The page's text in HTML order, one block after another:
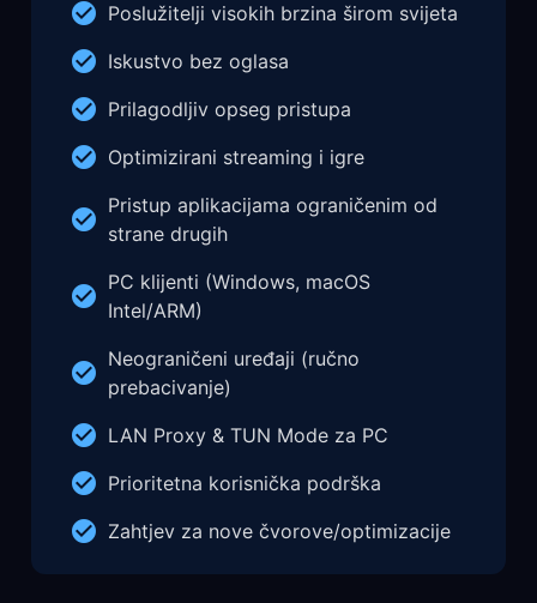
Poslužitelji visokih brzina širom svijeta
Iskustvo bez oglasa
Prilagodljiv opseg pristupa
Optimizirani streaming i igre
Pristup aplikacijama ograničenim od
strane drugih
PC klijenti (Windows, macOS
Intel/ARM)
Neograničeni uređaji (ručno
prebacivanje)
LAN Proxy & TUN Mode za PC
Prioritetna korisnička podrška
Zahtjev za nove čvorove/optimizacije